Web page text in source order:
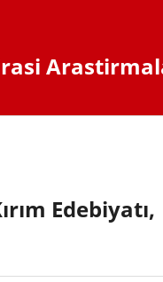
Edebiyatı,